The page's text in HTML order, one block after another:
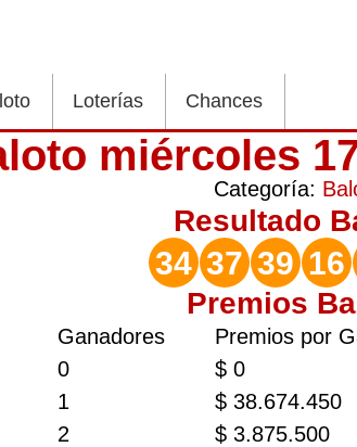
Loterías Chances
miércoles
Categoría:
Resultado
34 37 39 16
Premios
Ganadores Premios por
0 $ 0
1 $ 38.674.450
2 $ 3.875.500